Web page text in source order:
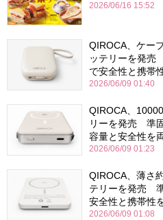
2026/06/16 15:52
QIROCA、ケー
ッテリーを発売
で安全性と携帯
2026/06/09 01:40
QIROCA、
リーを発売 準
容量と安全性を
2026/06/09 01:23
QIROCA、薄さ
テリーを発売
安全性と携帯性
2026/06/09 01:08